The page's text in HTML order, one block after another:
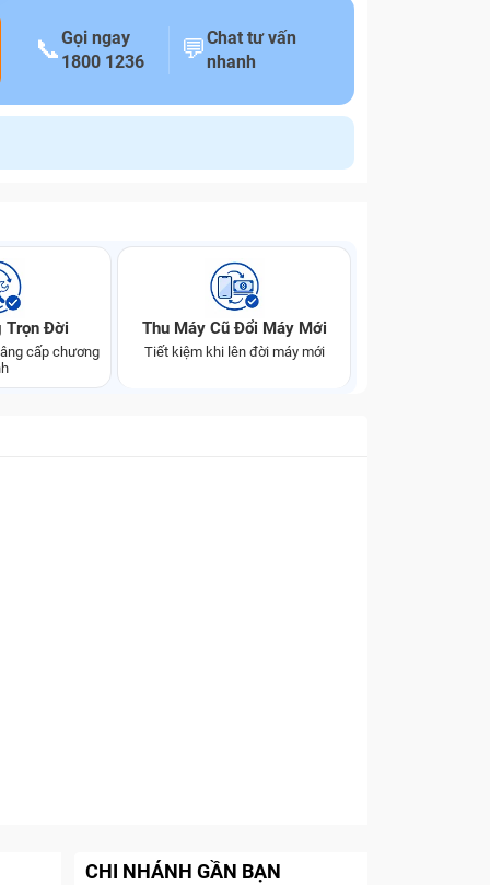
📞Gọi ngay
1800 1236
💬Chat tư vấn
nhanh
Trọn Đời
cấp chương
Thu Máy Cũ Đổi Máy Mới
Tiết kiệm khi lên đời máy mới
CHI NHÁNH GẦN BẠN